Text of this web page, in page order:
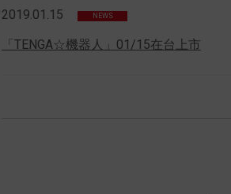
2019.01.15 NEWS
「TENGA☆機器人」01/15在台上市